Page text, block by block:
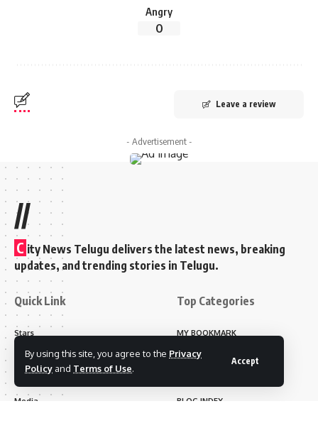
By using this site, you agree to the Privacy
Policy and Terms of Use.
Accept
Angry
0
Leave a review
- Advertisement -
//
C ity News Telugu delivers the latest news, breaking
updates, and trending stories in Telugu.
Quick Link
Stars
Screen
Media
Top Categories
MY BOOKMARK
INTERESTS
BLOG INDEX